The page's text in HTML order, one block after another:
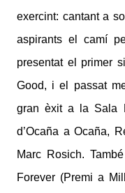
exercint: cantant a
aspirants el camí
presentat el primer
Good, i el passat
gran èxit a la Sala
d’Ocaña a Ocaña,
Marc Rosich.
Forever (Premi a